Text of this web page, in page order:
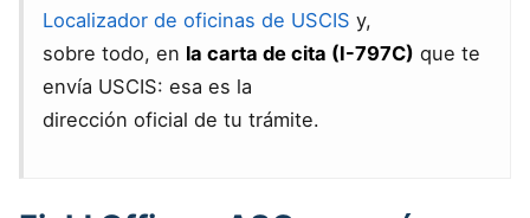
Localizador de oficinas de USCIS y,
sobre todo, en la carta de cita (I-797C) que te
envía USCIS: esa es la
dirección oficial de tu trámite.